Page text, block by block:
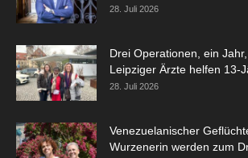
28. Juli 2026
Drei Operationen, ein
Leipziger Ärzte helfen 13-
28. Juli 2026
Venezuelanischer
Wurzenerin werden zum